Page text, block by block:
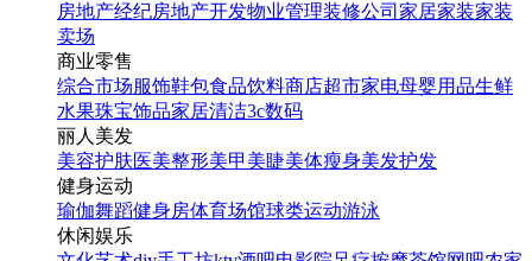
房地产经纪房地产开发物业管理装修公司 家居家装家装
卖场
商业零售
综合市场服饰鞋包食品饮料商店超市家电母婴用品生鲜
水果珠宝饰品家居清洁3c数码
丽人美发
美容护肤医美整形美甲美睫美体瘦身美发护发
健身运动
瑜伽舞蹈健身房体育场馆球类运动游泳
休闲娱乐